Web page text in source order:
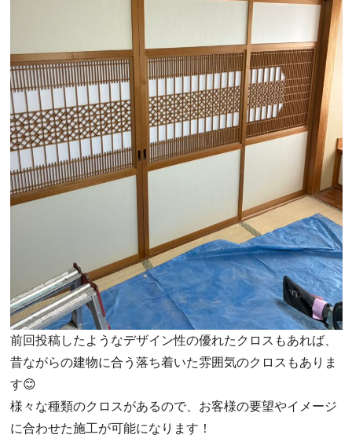
前回投稿したようなデザイン性の優れたクロスもあれば、
昔ながらの建物に合う落ち着いた雰囲気のクロスもありま
す😊
様々な種類のクロスがあるので、お客様の要望やイメージ
に合わせた施工が可能になります！